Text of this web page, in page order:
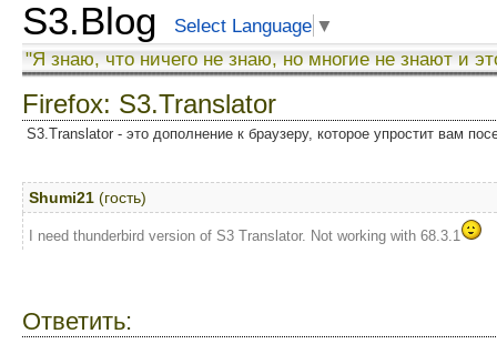
S3.Blog Select Language ▼
"Я знаю, что ничего не знаю, но многие не знают и
Firefox: S3.Translator
S3.Translator - это дополнение к браузеру, которое упростит вам
Shumi21 (гость)
I need thunderbird version of S3 Translator. Not working with 68.3.1
Ответить: